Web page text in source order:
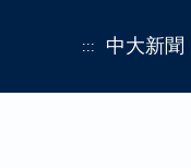
::: 中大新聞